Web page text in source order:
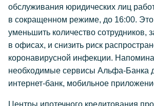
обслуживания юридических лиц
в сокращенном режиме, до 16:00. Это
уменьшить количество сотрудников,
в офисах, и снизить риск
коронавирусной инфекции.
необходимые сервисы Альфа-Банка
интернет-банк, мобильное
Центры ипотечного кредитования